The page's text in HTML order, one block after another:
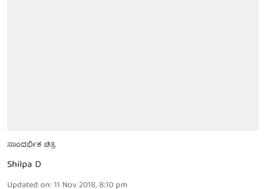
ಸಾಂದರ್ಭಿಕ ಚಿತ್ರ
Shilpa D
Updated on: 11 Nov 2018, 8:10 pm